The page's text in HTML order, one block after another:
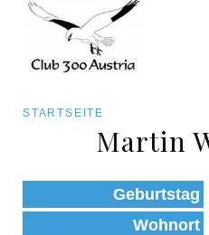
zum
Inhalt
Pfadnavigation
STARTSEITE
Martin
Geburtstag
Wohnort
Art/Species
Status
Kategorie für die
Beobachtungen